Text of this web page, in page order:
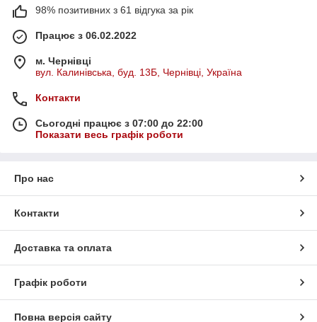
98% позитивних з 61 відгука за рік
Працює з 06.02.2022
м. Чернівці
вул. Калинівська, буд. 13Б, Чернівці, Україна
Контакти
Сьогодні працює з 07:00 до 22:00
Показати весь графік роботи
Про нас
Контакти
Доставка та оплата
Графік роботи
Повна версія сайту